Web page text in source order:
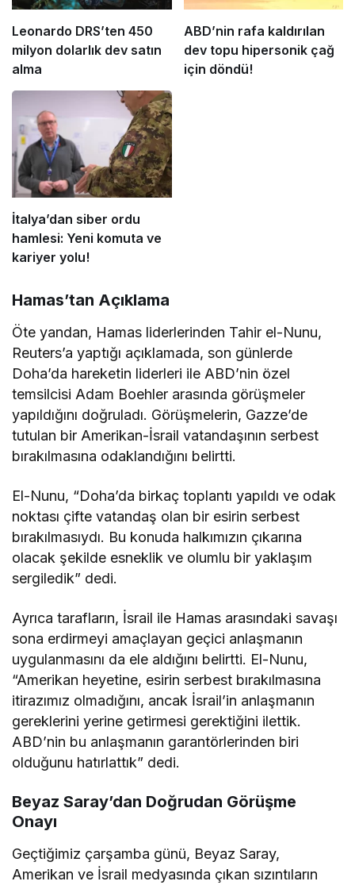
Leonardo DRS’ten 450
milyon dolarlık dev satın
alma
ABD’nin rafa kaldırılan
dev topu hipersonik çağ
için döndü!
İtalya’dan siber ordu
hamlesi: Yeni komuta ve
kariyer yolu!
Hamas’tan Açıklama
Öte yandan, Hamas liderlerinden Tahir el-Nunu,
Reuters’a yaptığı açıklamada, son günlerde
Doha’da hareketin liderleri ile ABD’nin özel
temsilcisi Adam Boehler arasında görüşmeler
yapıldığını doğruladı. Görüşmelerin, Gazze’de
tutulan bir Amerikan-İsrail vatandaşının serbest
bırakılmasına odaklandığını belirtti.
El-Nunu, “Doha’da birkaç toplantı yapıldı ve odak
noktası çifte vatandaş olan bir esirin serbest
bırakılmasıydı. Bu konuda halkımızın çıkarına
olacak şekilde esneklik ve olumlu bir yaklaşım
sergiledik” dedi.
Ayrıca tarafların, İsrail ile Hamas arasındaki savaşı
sona erdirmeyi amaçlayan geçici anlaşmanın
uygulanmasını da ele aldığını belirtti. El-Nunu,
“Amerikan heyetine, esirin serbest bırakılmasına
itirazımız olmadığını, ancak İsrail’in anlaşmanın
gereklerini yerine getirmesi gerektiğini ilettik.
ABD’nin bu anlaşmanın garantörlerinden biri
olduğunu hatırlattık” dedi.
Beyaz Saray’dan Doğrudan Görüşme
Onayı
Geçtiğimiz çarşamba günü, Beyaz Saray,
Amerikan ve İsrail medyasında çıkan sızıntıların